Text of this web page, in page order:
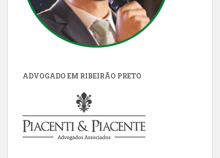
ADVOGADO EM RIBEIRÃO PRETO